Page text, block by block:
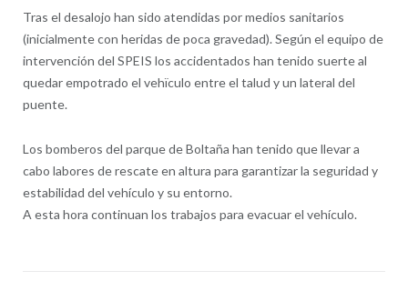
Tras el desalojo han sido atendidas por medios sanitarios
(inicialmente con heridas de poca gravedad). Según el equipo de
intervención del SPEIS los accidentados han tenido suerte al
quedar empotrado el vehïculo entre el talud y un lateral del
puente.
Los bomberos del parque de Boltaña han tenido que llevar a
cabo labores de rescate en altura para garantizar la seguridad y
estabilidad del vehículo y su entorno.
A esta hora continuan los trabajos para evacuar el vehículo.